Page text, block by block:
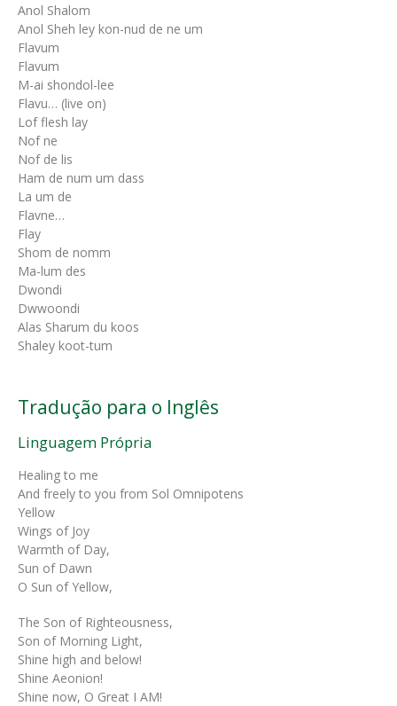
Anol Shalom
Anol Sheh ley kon-nud de ne um
Flavum
Flavum
M-ai shondol-lee
Flavu… (live on)
Lof flesh lay
Nof ne
Nof de lis
Ham de num um dass
La um de
Flavne…
Flay
Shom de nomm
Ma-lum des
Dwondi
Dwwoondi
Alas Sharum du koos
Shaley koot-tum
Tradução para o Inglês
Linguagem Própria
Healing to me
And freely to you from Sol Omnipotens
Yellow
Wings of Joy
Warmth of Day,
Sun of Dawn
O Sun of Yellow,
The Son of Righteousness,
Son of Morning Light,
Shine high and below!
Shine Aeonion!
Shine now, O Great I AM!